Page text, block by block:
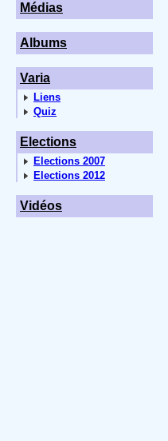
Médias
Albums
Varia
Liens
Quiz
Elections
Elections 2007
Elections 2012
Vidéos